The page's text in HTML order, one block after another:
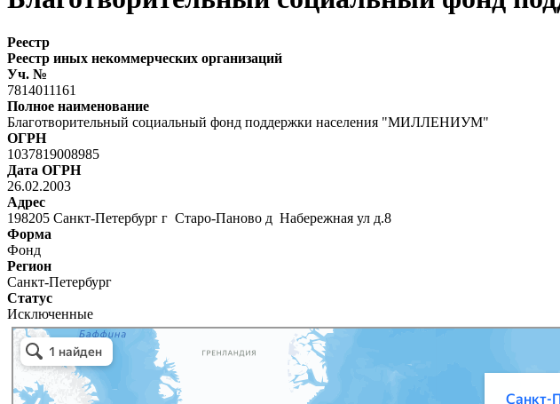
Реестр
Реестр иных некоммерческих организаций
Уч. №
7814011161
Полное наименование
Благотворительный социальный фонд поддержки населения "МИЛЛЕНИУМ"
ОГРН
1037819008985
Дата ОГРН
26.02.2003
Адрес
198205 Санкт-Петербург г Старо-Паново д Набережная ул д.8
Форма
Фонд
Регион
Санкт-Петербург
Статус
Исключенные